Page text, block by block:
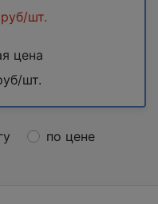
руб/шт.
цена
шт.
по цене